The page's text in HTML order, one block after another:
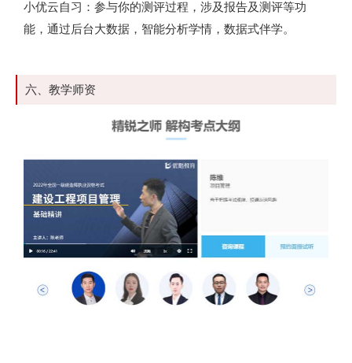
小优云自习：参与你的测评过程，涉及报告及测评等功
能，通过后台大数据，智能分析学情，数据式伴学。
六、教学师资